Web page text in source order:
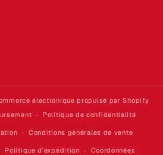
électronique propulsé par Shopify
Politique de confidentialité
Conditions générales de vente
Politique d’expédition Coordonnées